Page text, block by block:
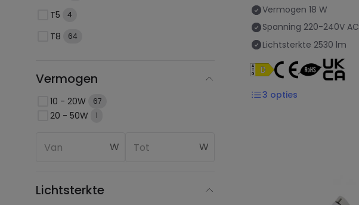
T5 4
T8 64
Vermogen
10 - 20W 67
20 - 50W 1
W W
Lichtsterkte
Vermogen 18 W
Spanning 220-240V AC
Lichtsterkte 2530 lm
3 opties